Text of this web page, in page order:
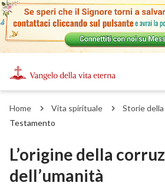
Home Vita spirituale Storie della
Testamento
L’origine della
dell’umanità